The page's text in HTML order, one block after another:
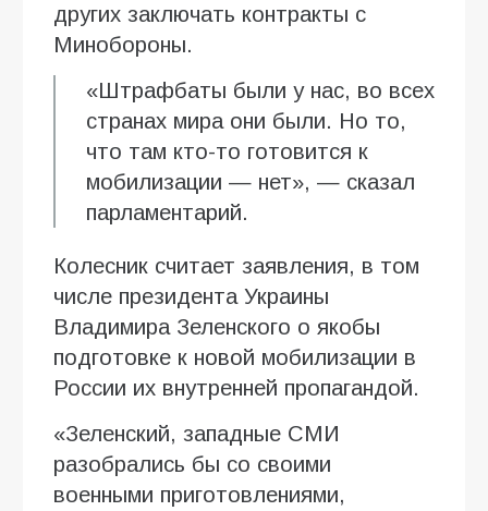
других заключать контракты с
Минобороны.
«Штрафбаты были у нас, во всех
странах мира они были. Но то,
что там кто-то готовится к
мобилизации — нет», — сказал
парламентарий.
Колесник считает заявления, в том
числе президента Украины
Владимира Зеленского о якобы
подготовке к новой мобилизации в
России их внутренней пропагандой.
«Зеленский, западные СМИ
разобрались бы со своими
военными приготовлениями,